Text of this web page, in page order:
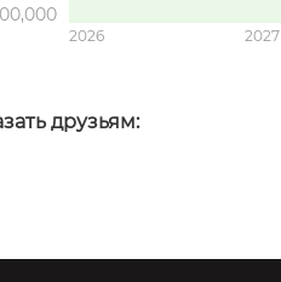
2026 2027
друзьям: